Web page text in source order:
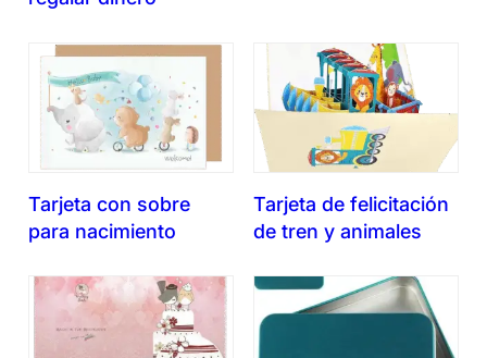
Tarjeta con sobre
para nacimiento
Tarjeta de felicitación
de tren y animales